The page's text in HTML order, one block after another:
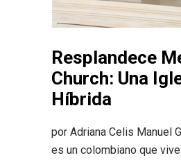
Resplandece
Church: Una
Híbrida
por Adriana Celis Manuel
es un colombiano que